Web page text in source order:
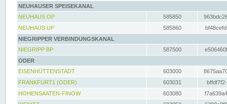
NEUHAUSER SPEISEKANAL
NEUHAUS OP
585850
NEUHAUS UP
585860
NIEGRIPPER VERBINDUNGSKANAL
NIEGRIPP BP
587500
ODER
EISENHÜTTENSTADT
603000
FRANKFURT1 (ODER)
603031
HOHENSAATEN-FINOW
603080